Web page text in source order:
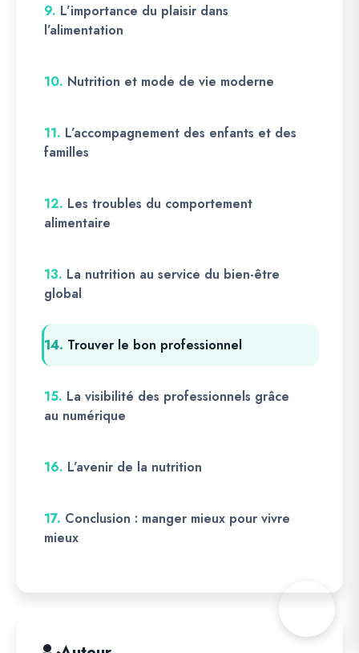
9. L’importance du plaisir dans
l’alimentation
10. Nutrition et mode de vie moderne
11. L’accompagnement des enfants et des
familles
12. Les troubles du comportement
alimentaire
13. La nutrition au service du bien-être
global
14. Trouver le bon professionnel
15. La visibilité des professionnels grâce
au numérique
16. L’avenir de la nutrition
17. Conclusion : manger mieux pour vivre
mieux